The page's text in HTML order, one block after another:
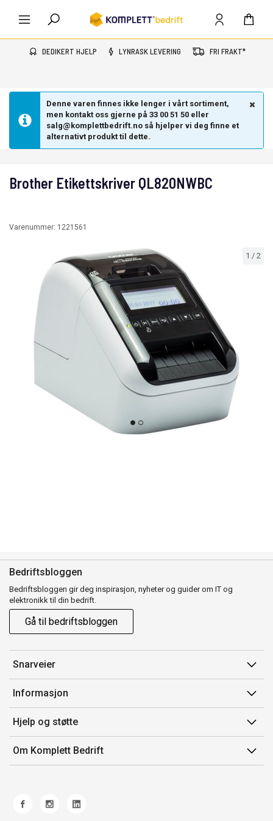
DEDIKERT HJELP LYNRASK LEVERING FRI FRAKT*
Denne varen finnes ikke lenger i vårt sortiment,
men kontakt oss gjerne på 33 00 51 50 eller
salg@komplettbedrift.no så hjelper vi deg finne et
alternativt produkt til dette.
1 / 2
Brother Etikettskriver QL820NWBC
Varenummer: 1221561
Bedriftsbloggen
Bedriftsbloggen gir deg inspirasjon, nyheter og guider om IT og
elektronikk til din bedrift.
Gå til bedriftsbloggen
Snarveier
Min side
Ordreoversikt
Mine produkter
Informasjon
Salgsbetingelser
Avtalevilkår for Komplett Bedrift Pluss
Produsenter
Hjelp og støtte
Kontakt oss
Retur
Ofte stilte spørsmål
Om Komplett Bedrift